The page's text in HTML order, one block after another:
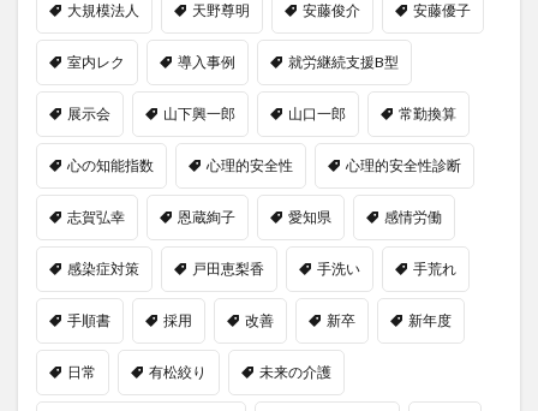
大規模法人 天野尊明 安藤俊介 安藤優子
室内レク 導入事例 就労継続支援B型
展示会 山下興一郎 山口一郎 常勤換算
心の知能指数 心理的安全性 心理的安全性診断
志賀弘幸 恩蔵絢子 愛知県 感情労働
感染症対策 戸田恵梨香 手洗い 手荒れ
手順書 採用 改善 新卒 新年度
日常 有松絞り 未来の介護